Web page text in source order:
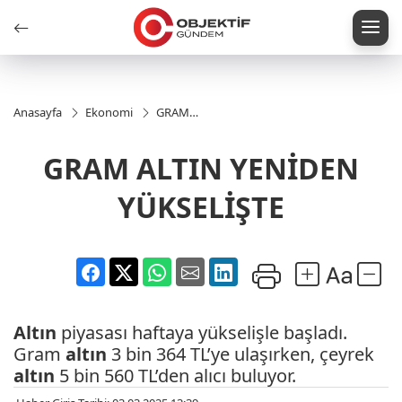
Anasayfa Ekonomi
GRAM
YÜKSELİŞTE
GRAM ALTIN YENİDEN
YÜKSELİŞTE
Altın piyasası haftaya yükselişle başladı.
Gram altın 3 bin 364 TL’ye ulaşırken, çeyrek
altın 5 bin 560 TL’den alıcı buluyor.